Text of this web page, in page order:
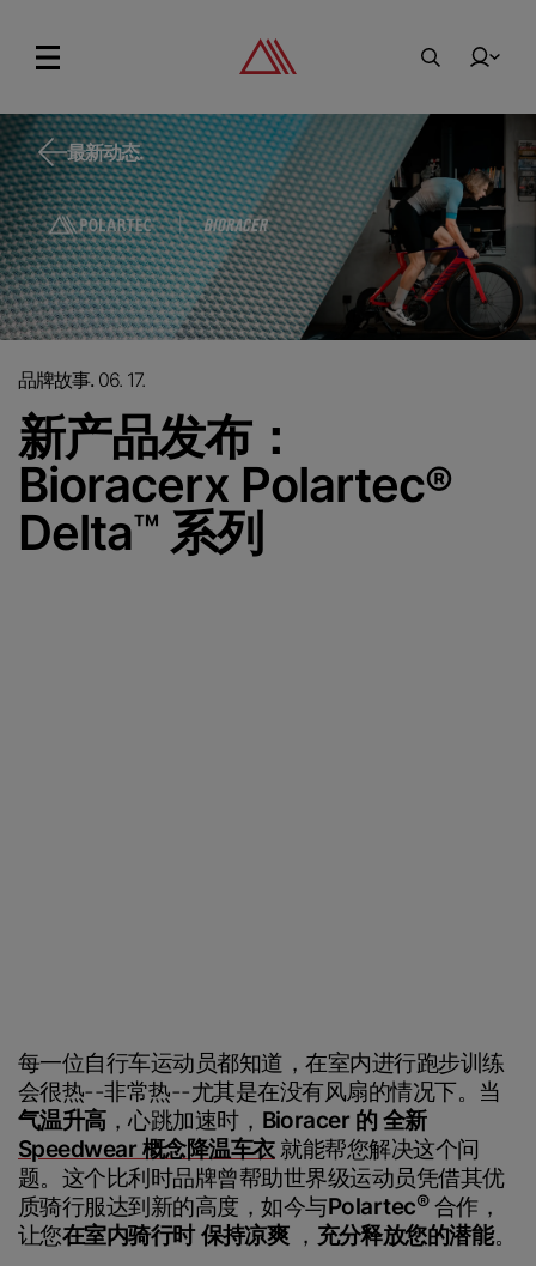
最新动态.
最新动态.
品牌故事. 06. 17.
新产品发布：
Bioracerx Polartec®
Delta™ 系列
每一位自行车运动员都知道，在室内进行跑步训练
会很热--非常热--尤其是在没有风扇的情况下。当
气温升高 ，心跳加速时， Bioracer 的 全新
Speedwear 概念降温车衣就能帮您解决这个问
题。这个比利时品牌曾帮助世界级运动员凭借其优
质骑行服达到新的高度，如今与Polartec® 合作，
让您在室内骑行时 保持凉爽 ， 充分释放您的潜能。